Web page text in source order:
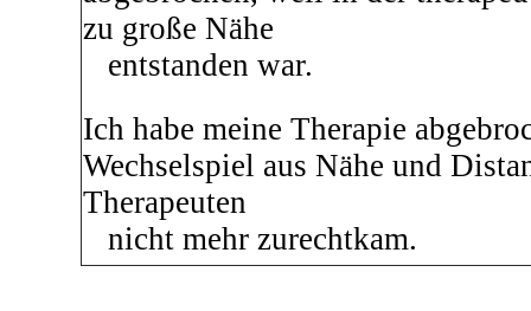
zu große Nähe
entstanden war.
Ich habe meine Therapie
Wechselspiel aus Nähe und
Therapeuten
nicht mehr zurechtkam.